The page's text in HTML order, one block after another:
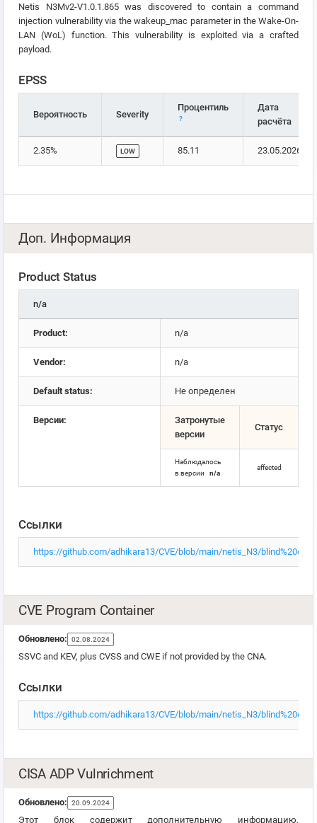
Netis N3Mv2-V1.0.1.865 was discovered to contain a command
injection vulnerability via the wakeup_mac parameter in the Wake-On-
LAN (WoL) function. This vulnerability is exploited via a crafted
payload.
EPSS
Вероятность Severity
Процентиль
?
Дата
расчёта
2.35% LOW 85.11 23.05.2026
Доп. Информация
Product Status
n/a
Product: n/a
Vendor: n/a
Default status: Не определен
Версии:
Затронутые
версии
Статус
Наблюдалось
в версии
n/a
affected
Ссылки
https://github.com/adhikara13/CVE/blob/main/netis_N3/
CVE Program Container
Обновлено: 02.08.2024
SSVC and KEV, plus CVSS and CWE if not provided by the CNA.
Ссылки
https://github.com/adhikara13/CVE/blob/main/netis_N3/
CISA ADP Vulnrichment
Обновлено: 20.09.2024
Этот блок содержит дополнительную информацию,